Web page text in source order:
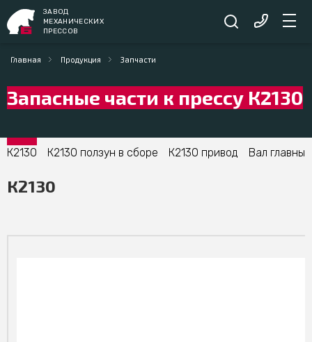
ЗАВОД
МЕХАНИЧЕСКИХ
ПРЕССОВ
Главная Продукция Запчасти
Запасные части к прессу К2130
К2130 К2130 ползун в сборе К2130 привод Вал главный
К2130